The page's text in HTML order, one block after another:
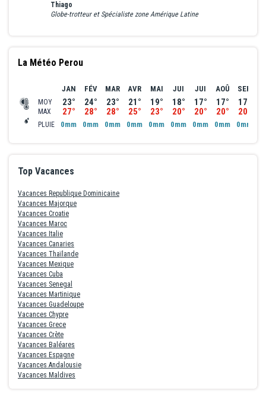
Thiago
Globe-trotteur et Spécialiste zone Amérique Latine
La Météo Perou
MOY
MAX
PLUIE
JAN
23°
27°
0mm
FÉV
24°
28°
0mm
MAR
23°
28°
0mm
AVR
21°
25°
0mm
MAI
19°
23°
0mm
JUI
18°
20°
0mm
JUI
17°
20°
0mm
AOÛ
17°
20°
0mm
SEP
17°
20°
0mm
Top Vacances
Vacances Republique Dominicaine
Vacances Majorque
Vacances Croatie
Vacances Maroc
Vacances Italie
Vacances Canaries
Vacances Thaïlande
Vacances Mexique
Vacances Cuba
Vacances Senegal
Vacances Martinique
Vacances Guadeloupe
Vacances Chypre
Vacances Grece
Vacances Crète
Vacances Baléares
Vacances Espagne
Vacances Andalousie
Vacances Maldives